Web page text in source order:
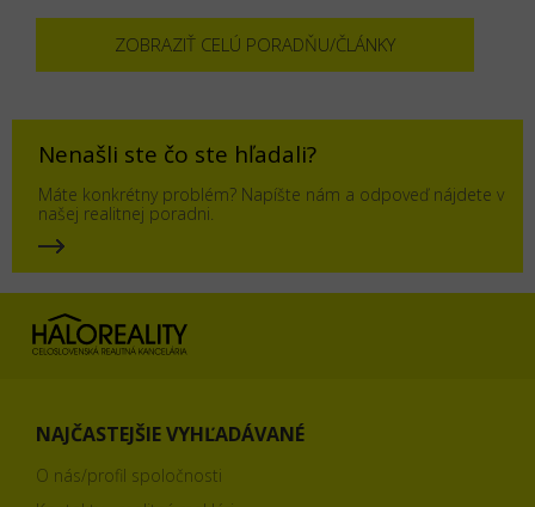
ZOBRAZIŤ CELÚ PORADŇU/ČLÁNKY
Nenašli ste čo ste hľadali?
Máte konkrétny problém? Napíšte nám a odpoveď nájdete v
našej realitnej poradni.
NAJČASTEJŠIE VYHĽADÁVANÉ
O nás/profil spoločnosti